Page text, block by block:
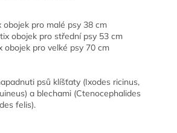
obojek pro malé psy 38 cm
obojek pro střední psy 53 cm
obojek pro velké psy 70 cm
psů klíšťaty (Ixodes ricinus,
a blechami (Ctenocephalides
felis).